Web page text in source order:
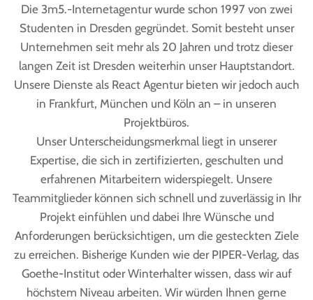
Die 3m5.-Internetagentur wurde schon 1997 von zwei
Studenten in Dresden gegründet. Somit besteht unser
Unternehmen seit mehr als 20 Jahren und trotz dieser
langen Zeit ist Dresden weiterhin unser Hauptstandort.
Unsere Dienste als React Agentur bieten wir jedoch auch
in Frankfurt, München und Köln an – in unseren
Projektbüros.
Unser Unterscheidungsmerkmal liegt in unserer
Expertise, die sich in zertifizierten, geschulten und
erfahrenen Mitarbeitern widerspiegelt. Unsere
Teammitglieder können sich schnell und zuverlässig in Ihr
Projekt einfühlen und dabei Ihre Wünsche und
Anforderungen berücksichtigen, um die gesteckten Ziele
zu erreichen. Bisherige Kunden wie der PIPER-Verlag, das
Goethe-Institut oder Winterhalter wissen, dass wir auf
höchstem Niveau arbeiten. Wir würden Ihnen gerne